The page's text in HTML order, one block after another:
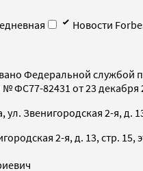
Новости
Федеральной службой
ФС77-82431 от 23 декабря
Звенигородская 2-я, д.
2-я, д. 13, стр. 15,